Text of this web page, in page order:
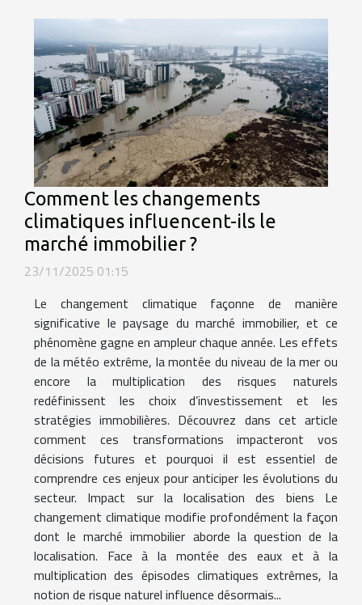
Comment les changements
climatiques influencent-ils le
marché immobilier ?
23/11/2025 01:15
Le changement climatique façonne de manière
significative le paysage du marché immobilier, et ce
phénomène gagne en ampleur chaque année. Les effets
de la météo extrême, la montée du niveau de la mer ou
encore la multiplication des risques naturels
redéfinissent les choix d’investissement et les
stratégies immobilières. Découvrez dans cet article
comment ces transformations impacteront vos
décisions futures et pourquoi il est essentiel de
comprendre ces enjeux pour anticiper les évolutions du
secteur. Impact sur la localisation des biens Le
changement climatique modifie profondément la façon
dont le marché immobilier aborde la question de la
localisation. Face à la montée des eaux et à la
multiplication des épisodes climatiques extrêmes, la
notion de risque naturel influence désormais...